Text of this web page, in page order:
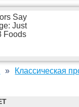
Классическая